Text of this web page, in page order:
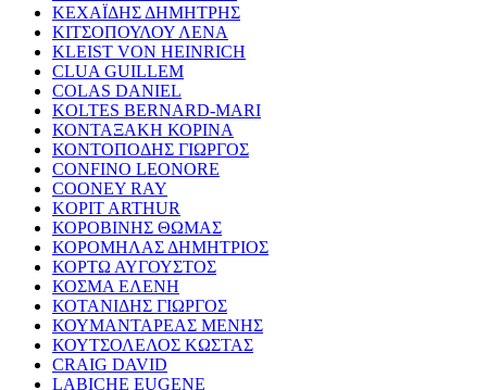
ΚΕΧΑΪΔΗΣ ΔΗΜΗΤΡΗΣ
ΚΙΤΣΟΠΟΥΛΟΥ ΛΕΝΑ
KLEIST VON HEINRICH
CLUA GUILLEM
COLAS DANIEL
KOLTES BERNARD-MARI
ΚΟΝΤΑΞΑΚΗ ΚΟΡΙΝΑ
ΚΟΝΤΟΠΟΔΗΣ ΓΙΩΡΓΟΣ
CONFINO LEONORE
COONEY RAY
KOPIT ARTHUR
ΚΟΡΟΒΙΝΗΣ ΘΩΜΑΣ
ΚΟΡΟΜΗΛΑΣ ΔΗΜΗΤΡΙΟΣ
ΚΟΡΤΩ ΑΥΓΟΥΣΤΟΣ
ΚΟΣΜΑ ΕΛΕΝΗ
ΚΟΤΑΝΙΔΗΣ ΓΙΩΡΓΟΣ
ΚΟΥΜΑΝΤΑΡΕΑΣ ΜΕΝΗΣ
ΚΟΥΤΣΟΛΕΛΟΣ ΚΩΣΤΑΣ
CRAIG DAVID
LABICHE EUGENE